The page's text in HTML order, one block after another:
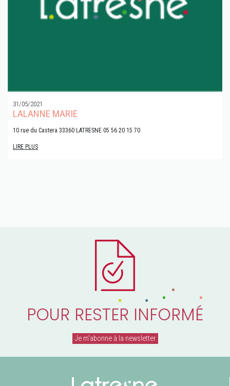
31/05/2021
LALANNE MARIE
10 rue du Castera 33360 LATRESNE 05 56 20 15 70
LIRE PLUS
POUR RESTER INFORMÉ
Je m'abonne à la newsletter